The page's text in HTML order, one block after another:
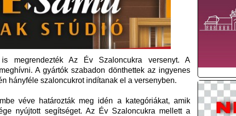
megrendezték Az Év Szaloncukra
versenyt. A
A gyártók szabadon dönthettek az ingyenes
hányféle szaloncukrot indítanak el a versenyben.
véve határozták meg idén a kategóriákat, amik
nyújtott segítséget. Az Év Szaloncukra mellett a